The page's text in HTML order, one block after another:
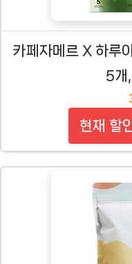
카페자메르 X 하루
5개
현재 할